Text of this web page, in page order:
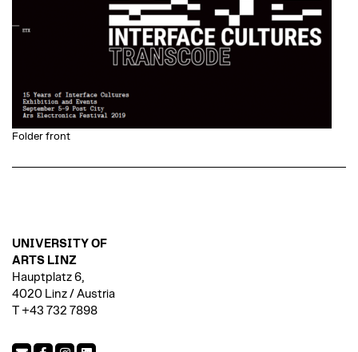
Folder front
UNIVERSITY OF
ARTS LINZ
Hauptplatz 6,
4020 Linz / Austria
T +43 732 7898